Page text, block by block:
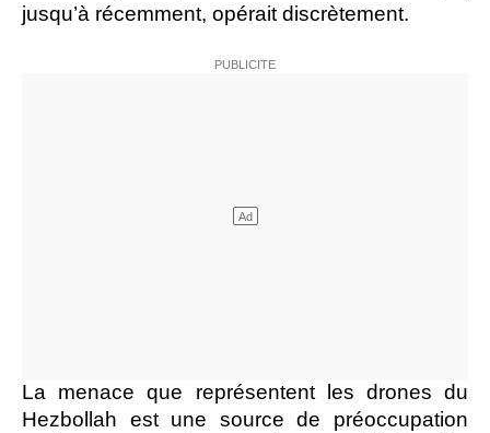
jusqu’à récemment, opérait discrètement.
La menace que représentent les drones du
Hezbollah est une source de préoccupation